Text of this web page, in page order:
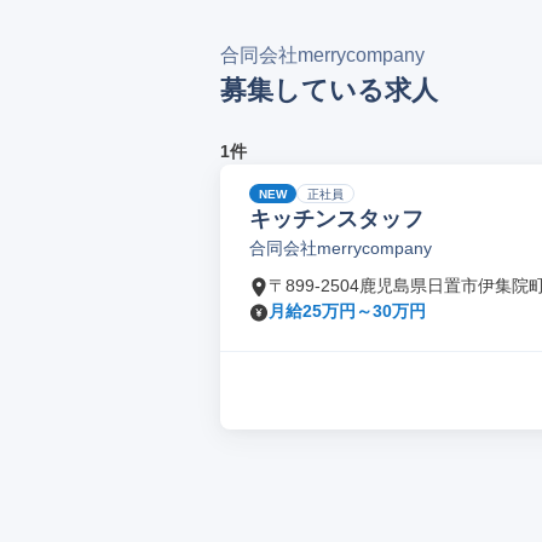
合同会社merrycompany
募集している求人
1件
NEW 正社員
キッチンスタッフ
合同会社merrycompany
〒899-2504鹿児島県日置市伊集院
月給25万円～30万円